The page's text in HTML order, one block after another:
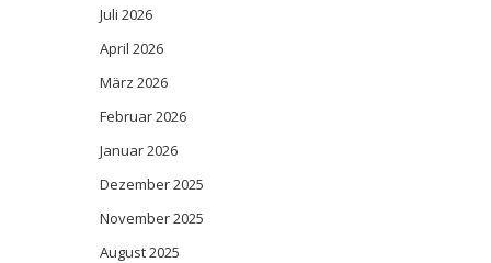
Juli 2026
April 2026
März 2026
Februar 2026
Januar 2026
Dezember 2025
November 2025
August 2025